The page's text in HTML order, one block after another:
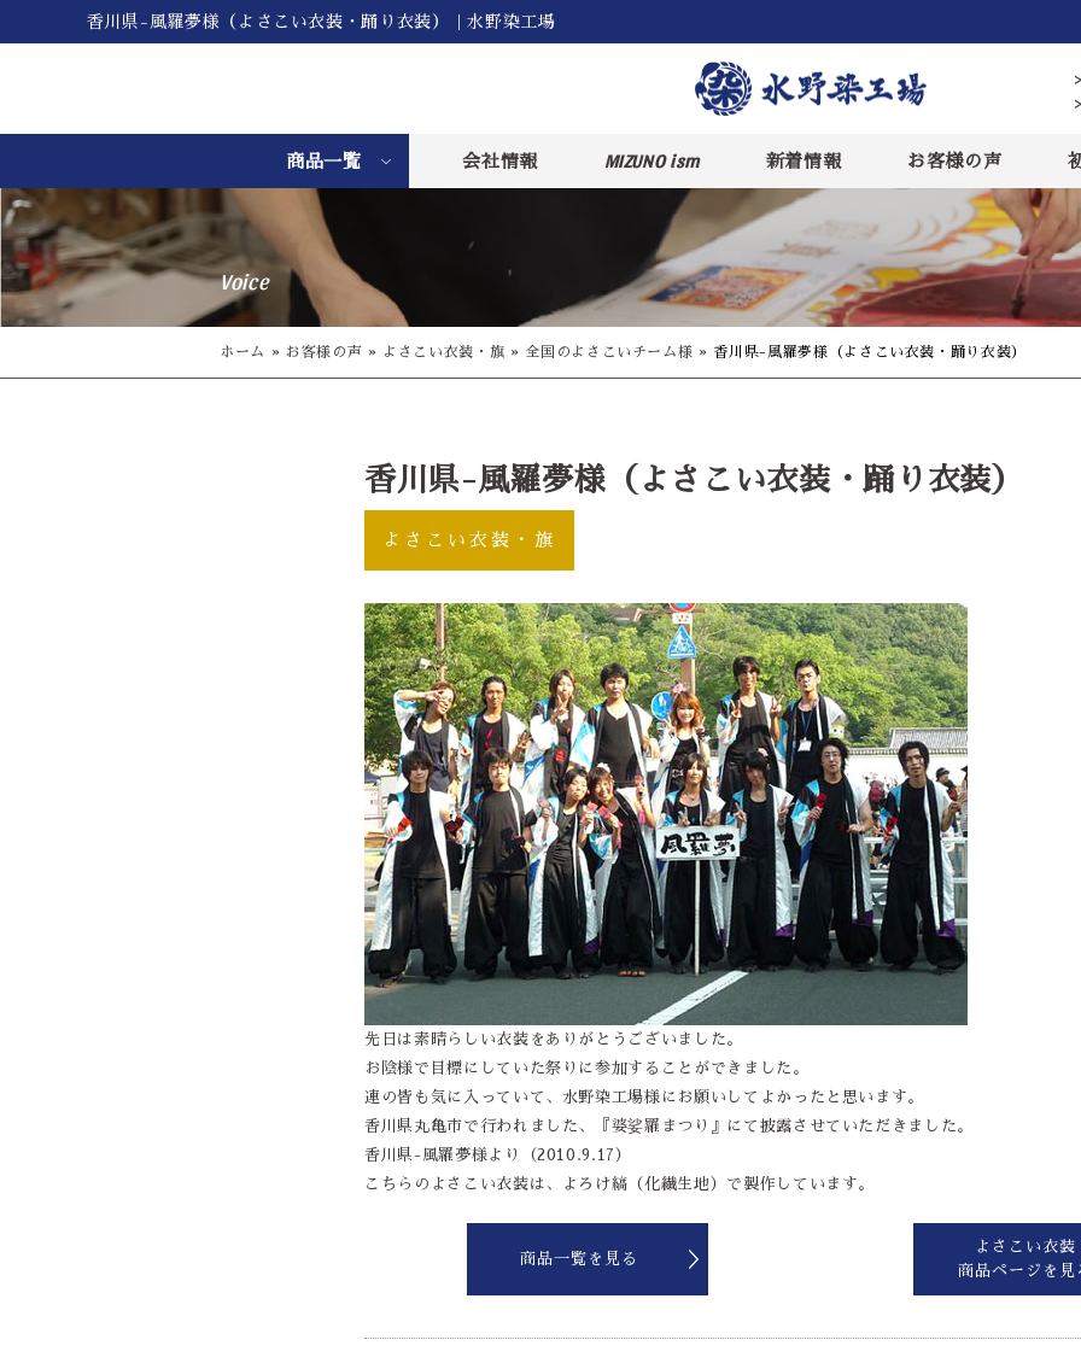
香川県-風羅夢様（よさこい衣装・踊り衣装）｜水野染工場
商品一覧 会社情報 MIZUNO ism 新着情報 お客様の声
Voice
ホーム » お客様の声 » よさこい衣装・旗 » 全国のよさこいチーム様 » 香川県-風羅夢様（よさこい衣装・踊り衣装）
香川県-風羅夢様（よさこい衣装・踊り衣装）
よさこい衣装・旗
先日は素晴らしい衣装をありがとうございました。
お陰様で目標にしていた祭りに参加することができました。
連の皆も気に入っていて、水野染工場様にお願いしてよかったと思います。
香川県丸亀市で行われました、『婆娑羅まつり』にて披露させていただきました。
香川県-風羅夢様より（2010.9.17）
こちらのよさこい衣装は、よろけ縞（化繊生地）で製作しています。
商品一覧を見る
よさこい衣装
商品ページを見